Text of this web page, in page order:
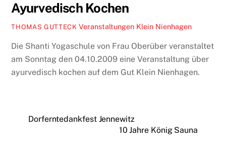
Ayurvedisch Kochen
THOMAS GUTTECK Veranstaltungen Klein Nienhagen
Die Shanti Yogaschule von Frau Oberüber veranstaltet
am Sonntag den 04.10.2009 eine Veranstaltung über
ayurvedisch kochen auf dem Gut Klein Nienhagen.
Dorferntedankfest Jennewitz
10 Jahre König Sauna